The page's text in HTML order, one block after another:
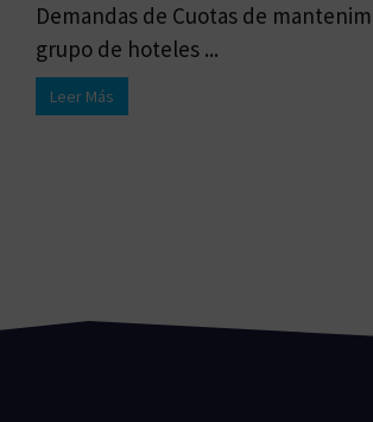
Demandas de Cuotas de
grupo de hoteles ...
Leer Más